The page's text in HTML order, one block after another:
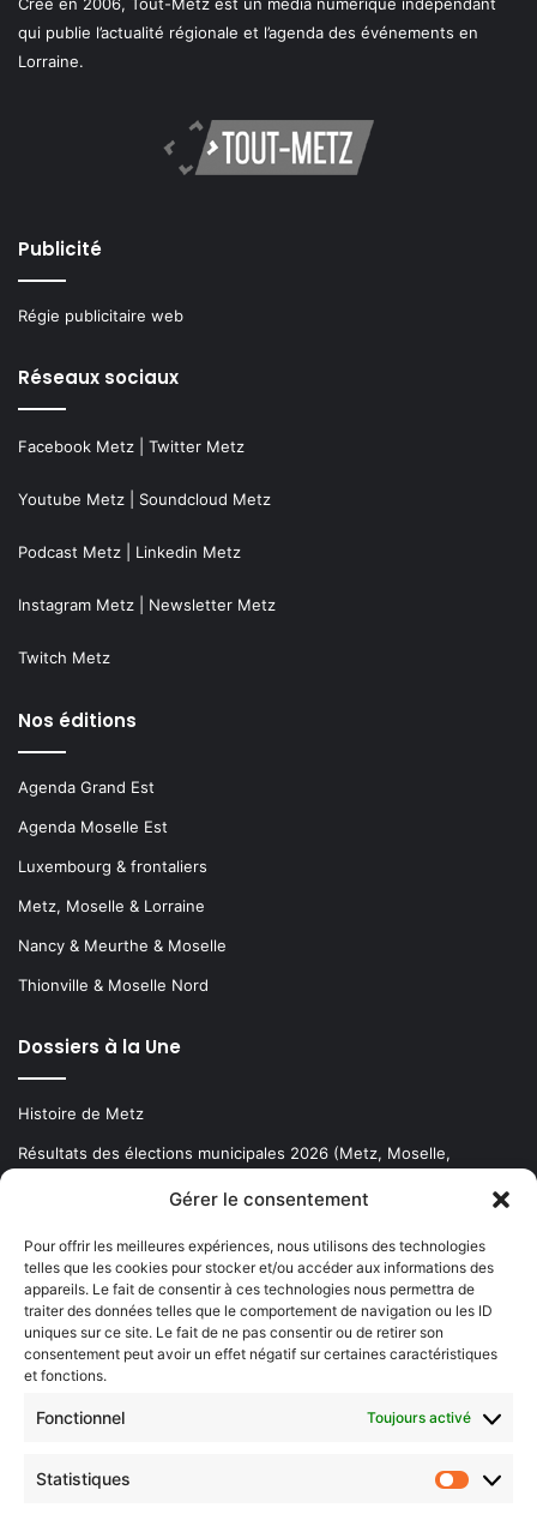
Gérer le consentement
Pour offrir les meilleures expériences, nous utilisons des technologies
telles que les cookies pour stocker et/ou accéder aux informations des
appareils. Le fait de consentir à ces technologies nous permettra de
traiter des données telles que le comportement de navigation ou les ID
uniques sur ce site. Le fait de ne pas consentir ou de retirer son
consentement peut avoir un effet négatif sur certaines caractéristiques
et fonctions.
Fonctionnel Toujours activé
Statistiques
qui publie l’actualité régionale et l’agenda des événements en
Lorraine.
Publicité
Régie publicitaire web
Réseaux sociaux
Facebook Metz Twitter Metz
Youtube Metz Soundcloud Metz
Podcast Metz Linkedin Metz
Instagram Metz Newsletter Metz
Twitch Metz
Nos éditions
Agenda Grand Est
Agenda Moselle Est
Luxembourg & frontaliers
Metz, Moselle & Lorraine
Nancy & Meurthe & Moselle
Thionville & Moselle Nord
Dossiers à la Une
Histoire de Metz
Résultats des élections municipales 2026 (Metz, Moselle,
Newsletter gratuite
Choisissez : matin, soir ou hebdo ?